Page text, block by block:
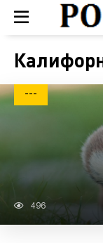
---
496